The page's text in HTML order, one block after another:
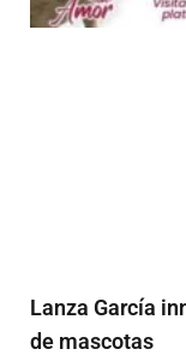
Lanza García
de mascotas